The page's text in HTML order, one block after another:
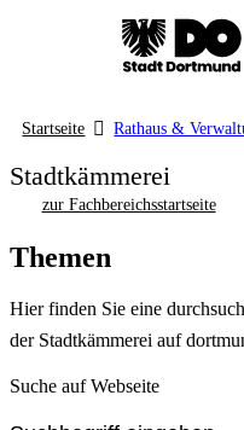
Startseite Rathaus &
Stadtkämmerei
zur Fachbereichsstartseite
Themen
Hier finden Sie eine
der Stadtkämmerei auf
Suche auf Webseite